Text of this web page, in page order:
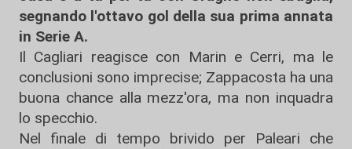
segnando l'ottavo gol della sua prima annata
in Serie A.
Il Cagliari reagisce con Marin e Cerri, ma le
conclusioni sono imprecise; Zappacosta ha una
buona chance alla mezz'ora, ma non inquadra
lo specchio.
Nel finale di tempo brivido per Paleari che